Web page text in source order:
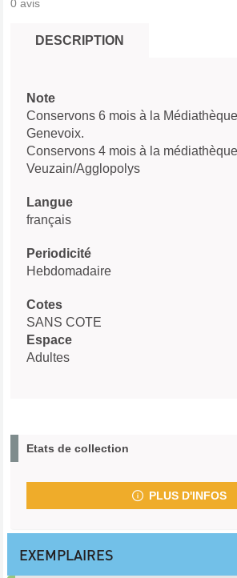
0 avis
DESCRIPTION
Note
Conservons 6 mois à la
Genevoix.
Conservons 4 mois à la
Veuzain/Agglopolys
Langue
français
Periodicité
Hebdomadaire
Cotes
SANS COTE
Espace
Adultes
Etats de collection
PLUS D'INFOS
EXEMPLAIRES